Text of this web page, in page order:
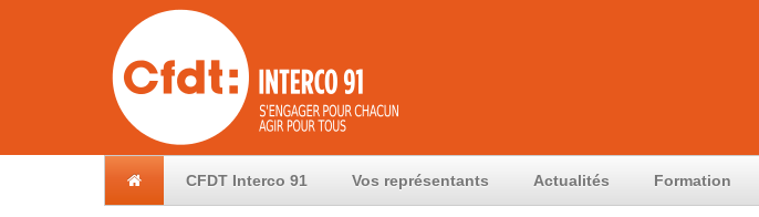
CFDT Interco 91 Vos représentants Actualités Formation